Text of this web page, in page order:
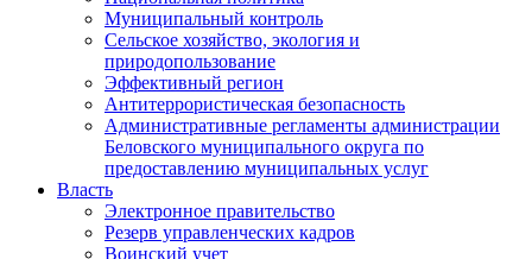
Муниципальный контроль
Сельское хозяйство, экология и
природопользование
Эффективный регион
Антитеррористическая безопасность
Административные регламенты администрации
Беловского муниципального округа по
предоставлению муниципальных услуг
Власть
Электронное правительство
Резерв управленческих кадров
Воинский учет